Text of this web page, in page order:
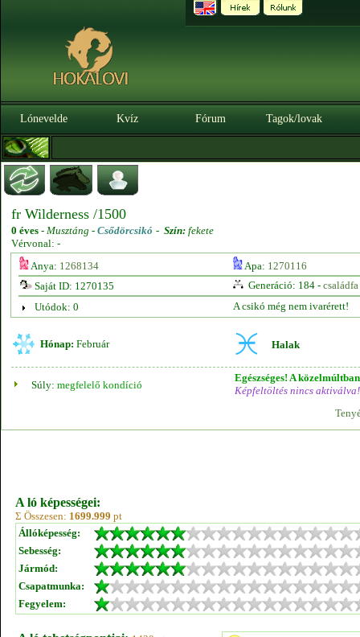
Lónevelde Kvíz Fórum Tagok/lovak
fr Wilderness /1500
0 éves - Musztáng - Csődörcsikó - Szín: fekete
Vérvonal: -
Anya: 1268134 Apa: 1270116
Saját ID: 1270135
Generáció: 184 - családfa
Utódok: 0
A csikó még nem ivarérett!
Hónap: Február Halak
Súly: megfelelő kondíció
Egészséges! A
Képfeltöltés nincs aktiválva!
A ló képességei:
Σ Összesen: 1699.999 pt
Állóképesség:
Sebesség:
Jármód:
Csapatmunka:
Fegyelem: